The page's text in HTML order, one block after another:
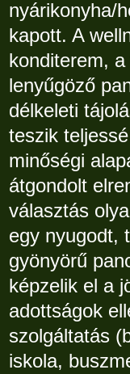
nyárikonyha/
kapott. A
konditerem,
lenyűgöző
délkeleti
teszik
minőségi
átgondolt
választás
egy nyugodt,
gyönyörű
képzelik el a
adottságok
szolgáltatás
iskola,